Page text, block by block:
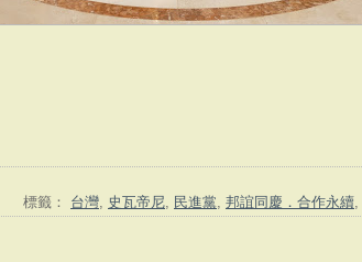
標籤： 台灣 史瓦帝尼 民進黨 邦誼同慶．合作永續